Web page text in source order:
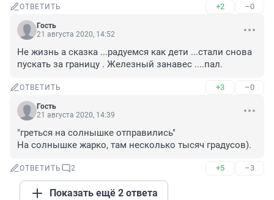
ОТВЕТИТЬ +2 –0
Гость
21 августа 2020, 14:52
Не жизнь а сказка ...радуемся как дети ...стали снова
пускать за границу . Железный занавес ....пал.
ОТВЕТИТЬ +3 –0
Гость
21 августа 2020, 14:39
"греться на солнышке отправились"
На солнышке жарко, там несколько тысяч градусов).
ОТВЕТИТЬ 2 +5 –3
Показать ещё 2 ответа